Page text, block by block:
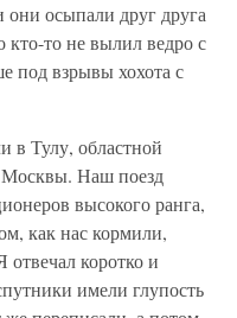
осыпали друг друга
кто-то не вылил ведро с
под взрывы хохота с
в Тулу, областной
Наш поезд
высокого ранга,
как нас кормили,
коротко и
имели глупость